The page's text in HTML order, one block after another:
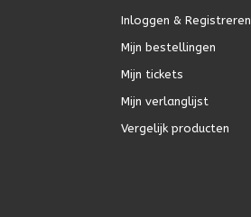
Inloggen & Registreren
Mijn bestellingen
Mijn tickets
Mijn verlanglijst
Vergelijk producten